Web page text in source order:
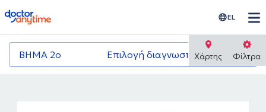
doctoranytime EL
ΒΗΜΑ 2ο Επιλογή διαγνωστικού κέντρου
Χάρτης Φίλτρα